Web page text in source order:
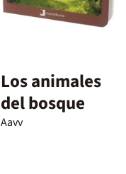
Los animales
del bosque
Aavv